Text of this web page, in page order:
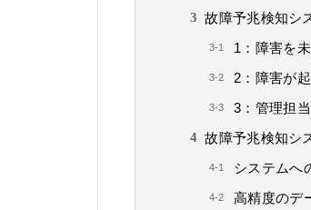
故障予兆検知シ
1：障害を
2：障害が
3：管理担
故障予兆検知シ
システムへ
高精度のデ